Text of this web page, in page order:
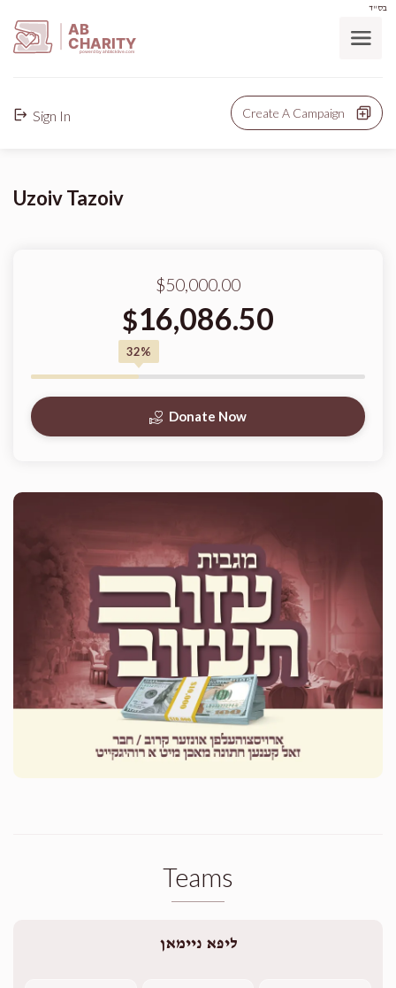
בס"ד
AB
CHARITY
powerd by ahblicklive.com
Sign In Create A Campaign
Uzoiv Tazoiv
$50,000.00
$16,086.50
32%
Donate Now
Teams
ליפא ניימאן